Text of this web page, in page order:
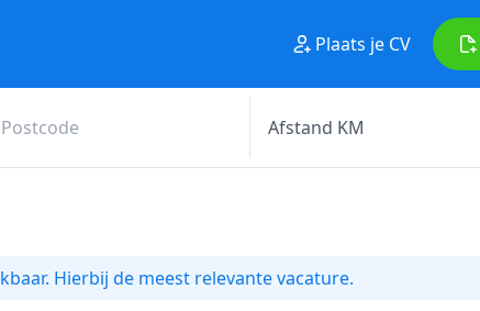
Plaats je CV
Hierbij de meest relevante vacature.